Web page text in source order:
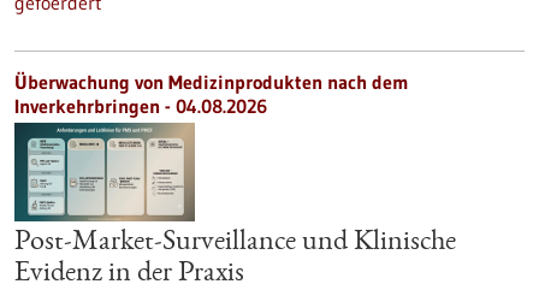
Überwachung von Medizinprodukten nach dem
Inverkehrbringen - 04.08.2026
Post-Market-Surveillance und Klinische
Evidenz in der Praxis